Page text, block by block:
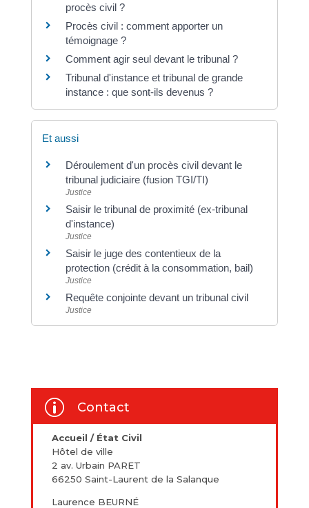
procès civil ?
Procès civil : comment apporter un
témoignage ?
Comment agir seul devant le tribunal ?
Tribunal d'instance et tribunal de grande
instance : que sont-ils devenus ?
Et aussi
Déroulement d'un procès civil devant le
tribunal judiciaire (fusion TGI/TI)
Justice
Saisir le tribunal de proximité (ex-tribunal
d'instance)
Justice
Saisir le juge des contentieux de la
protection (crédit à la consommation, bail)
Justice
Requête conjointe devant un tribunal civil
Justice
p Contact
Accueil / État Civil
Hôtel de ville
2 av. Urbain PARET
66250 Saint-Laurent de la Salanque
Laurence BEURNÉ